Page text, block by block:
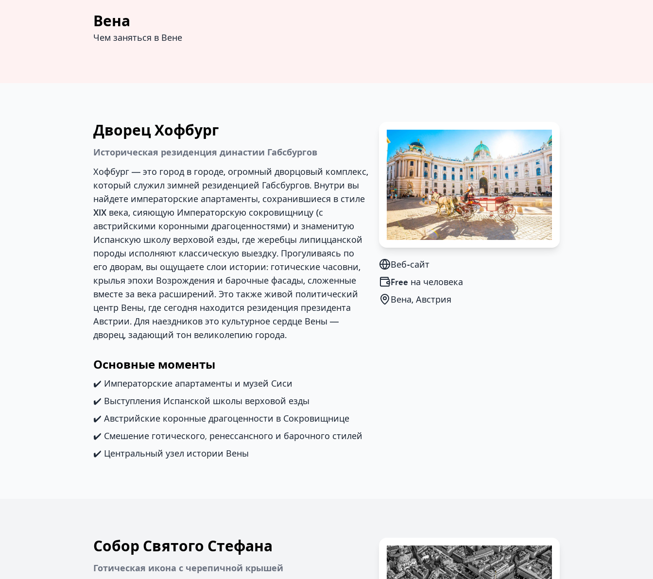
Вена
Чем заняться в Вене
Дворец Хофбург
Историческая резиденция династии Габсбургов
Хофбург — это город в городе, огромный дворцовый комплекс,
который служил зимней резиденцией Габсбургов. Внутри вы
найдете императорские апартаменты, сохранившиеся в стиле
XIX века, сияющую Императорскую сокровищницу (с
австрийскими коронными драгоценностями) и знаменитую
Испанскую школу верховой езды, где жеребцы липиццанской
породы исполняют классическую выездку. Прогуливаясь по
его дворам, вы ощущаете слои истории: готические часовни,
крылья эпохи Возрождения и барочные фасады, сложенные
вместе за века расширений. Это также живой политический
центр Вены, где сегодня находится резиденция президента
Австрии. Для наездников это культурное сердце Вены —
дворец, задающий тон великолепию города.
Основные моменты
✔️ Императорские апартаменты и музей Сиси
✔️ Выступления Испанской школы верховой езды
✔️ Австрийские коронные драгоценности в Сокровищнице
✔️ Смешение готического, ренессансного и барочного стилей
✔️ Центральный узел истории Вены
Веб-сайт
Free на человека
Вена, Австрия
Собор Святого Стефана
Готическая икона с черепичной крышей